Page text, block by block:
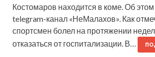
Костомаров находится в коме. Об
telegram-канал «НеМалахов». Как
спортсмен болел на протяжении
отказаться от госпитализации. В…